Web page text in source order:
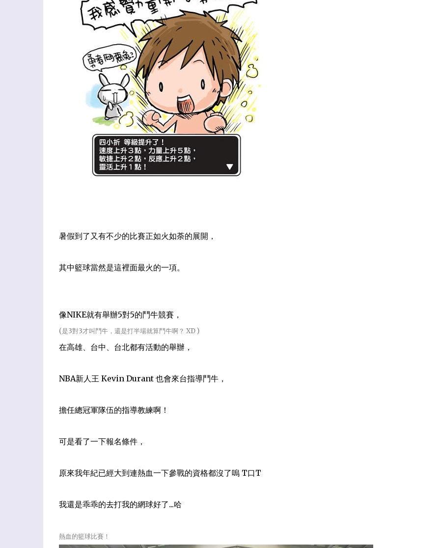
暑假到了又有不少的比賽正如火如荼的展開，
其中籃球當然是這裡面最火的一項。
像NIKE就有舉辦5對5的鬥牛競賽，
(是3對3才叫鬥牛，還是打半場就算鬥牛啊？ XD )
在高雄、台中、台北都有活動的舉辦，
NBA新人王 Kevin Durant 也會來台指導鬥牛，
擔任總冠軍隊伍的指導教練啊！
可是看了一下報名條件，
原來我年紀已經大到連熱血一下參戰的資格都沒了嗚 T口T
我還是乖乖的去打我的網球好了...哈
熱血的籃球比賽！